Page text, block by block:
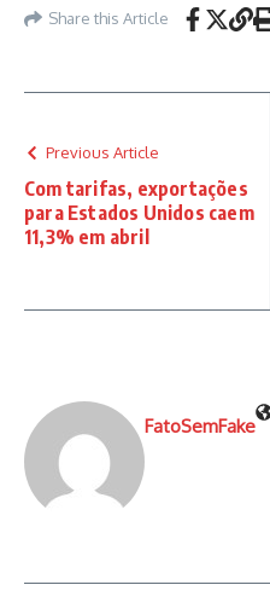
Share this Article
Previous Article
Com tarifas, exportações
para Estados Unidos caem
11,3% em abril
FatoSemFake